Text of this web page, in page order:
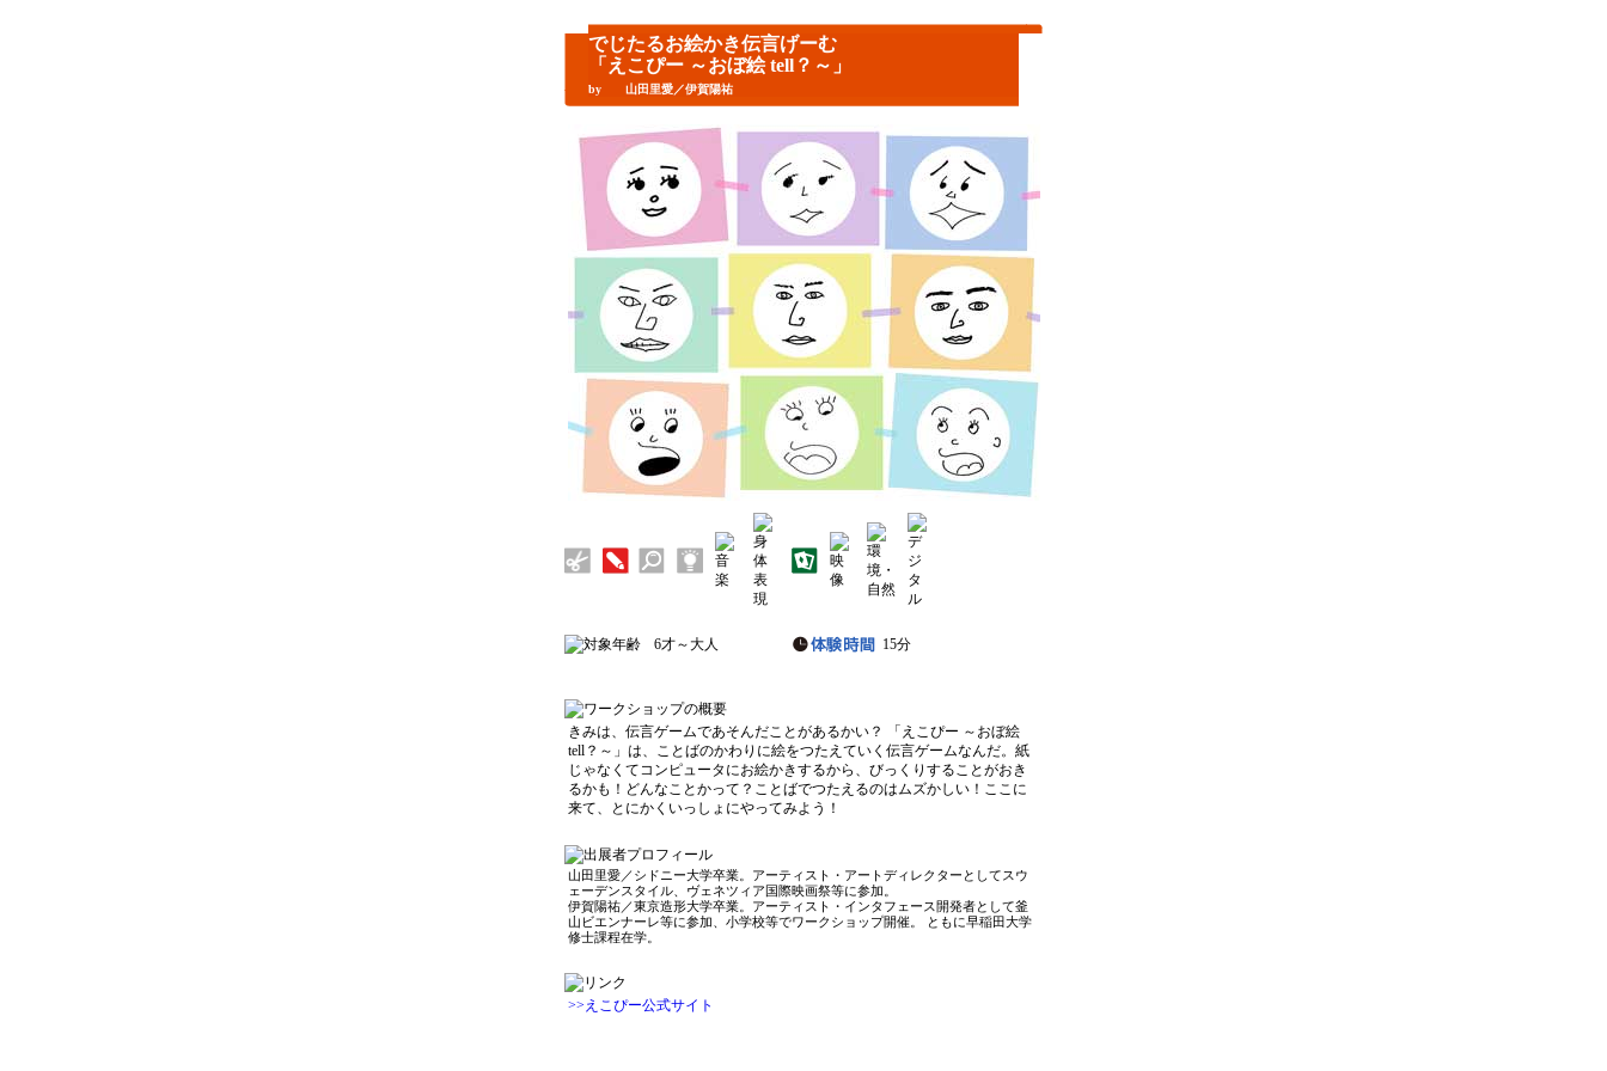
でじたるお絵かき伝言げーむ
「えこぴー ～おぼ絵 tell？～」
by 山田里愛／伊賀陽祐
6才～大人 15分
きみは、伝言ゲームであそんだことがあるかい？ 「えこぴー ～おぼ絵
tell？～」は、ことばのかわりに絵をつたえていく伝言ゲームなんだ。紙
じゃなくてコンピュータにお絵かきするから、びっくりすることがおき
るかも！どんなことかって？ことばでつたえるのはムズかしい！ここに
来て、とにかくいっしょにやってみよう！
山田里愛／シドニー大学卒業。アーティスト・アートディレクターとしてスウ
ェーデンスタイル、ヴェネツィア国際映画祭等に参加。
伊賀陽祐／東京造形大学卒業。アーティスト・インタフェース開発者として釜
山ビエンナーレ等に参加、小学校等でワークショップ開催。 ともに早稲田大学
修士課程在学。
>>えこぴー公式サイト